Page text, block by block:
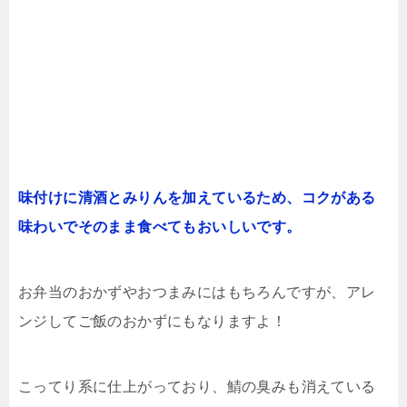
味付けに清酒とみりんを加えているため、コクがある
味わいでそのまま食べてもおいしいです。
お弁当のおかずやおつまみにはもちろんですが、アレ
ンジしてご飯のおかずにもなりますよ！
こってり系に仕上がっており、鯖の臭みも消えている